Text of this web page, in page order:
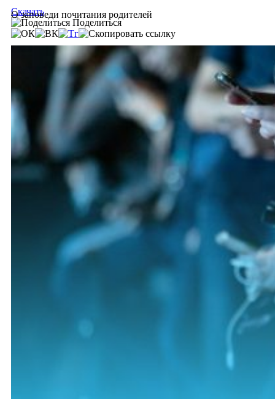
О заповеди почитания родителей
Скачать
Поделиться